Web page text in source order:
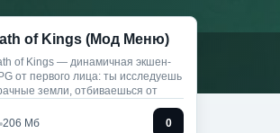
of Kings (Мод Меню)
of Kings — динамичная экшен-
от первого лица: ты исследуешь
земли, отбиваешься от
206 Мб 0